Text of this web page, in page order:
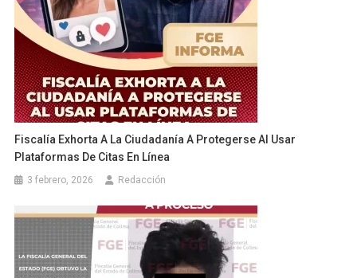
Fiscalía Exhorta A La Ciudadanía A Protegerse Al Usar
Plataformas De Citas En Línea
3 febrero, 2026 Redacción